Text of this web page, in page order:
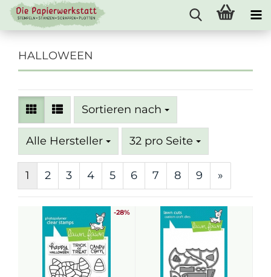
HALLOWEEN
Sortieren nach
Sortieren nach
Alle Hersteller 32 pro Seite
pro Seite
1 2 3 4 5 6 7 8 9 »
-28%